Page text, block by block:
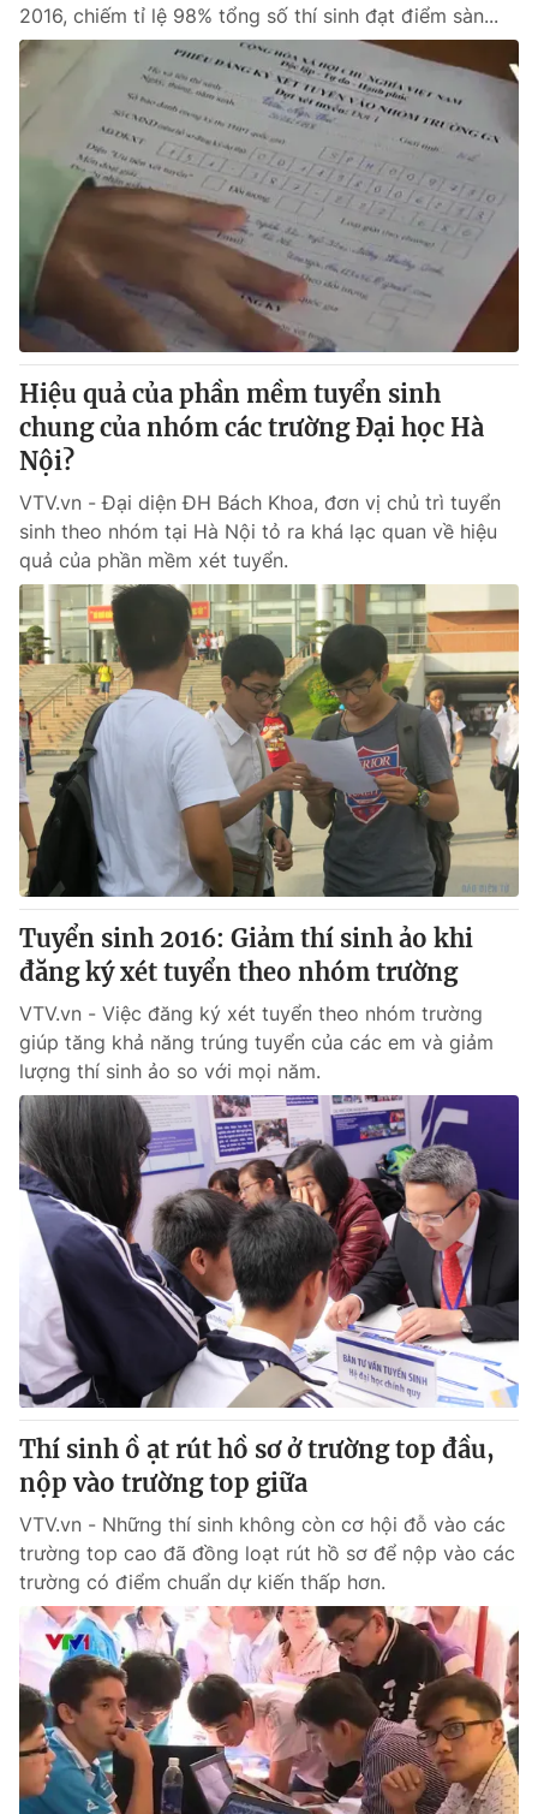
2016, chiếm tỉ lệ 98% tổng số thí sinh đạt điểm sàn...
Hiệu quả của phần mềm tuyển sinh
chung của nhóm các trường Đại học Hà
Nội?
VTV.vn - Đại diện ĐH Bách Khoa, đơn vị chủ trì tuyển
sinh theo nhóm tại Hà Nội tỏ ra khá lạc quan về hiệu
quả của phần mềm xét tuyển.
Tuyển sinh 2016: Giảm thí sinh ảo khi
đăng ký xét tuyển theo nhóm trường
VTV.vn - Việc đăng ký xét tuyển theo nhóm trường
giúp tăng khả năng trúng tuyển của các em và giảm
lượng thí sinh ảo so với mọi năm.
Thí sinh ồ ạt rút hồ sơ ở trường top đầu,
nộp vào trường top giữa
VTV.vn - Những thí sinh không còn cơ hội đỗ vào các
trường top cao đã đồng loạt rút hồ sơ để nộp vào các
trường có điểm chuẩn dự kiến thấp hơn.